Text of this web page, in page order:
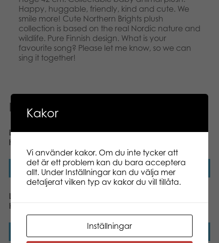
Happy, huggable, friendly, kind and cute. We
smile more! Cute Northern Brights plush
collection is based on the real Nordic nature and
wildlife. Pure Finnish design. What is your
favourite song? Please let me know, so we can
sing it together!
Relaterade produkter
Lumo Stars Panda Daa
huge plush
Läs mer
Lumo Stars Polar Bear
Läs mer
Lumo Stars Fox Blueberry
Huge plush
Huge plush
Kakor
Vi använder kakor. Om du inte tycker att
det är ett problem kan du bara acceptera
allt. Under Inställningar kan du välja mer
detaljerat vilken typ av kakor du vill tillåta.
Inställningar